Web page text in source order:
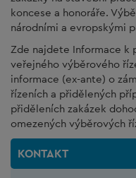
koncese a honoráře.
národními a evropskými
Zde najdete Informace k
veřejného výběrového
informace (ex-ante) o
řízeních a přidělených
přiděleních zakázek
omezených výběrových
KONTAKT